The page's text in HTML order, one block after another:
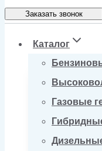
Заказать звонок
Каталог
Газовые